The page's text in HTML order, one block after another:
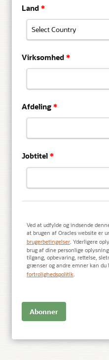
Land *
Virksomhed *
Afdeling *
Jobtitel *
Ved at udfylde og indsende
at brugen af Oracles website er
brugerbetingelser. Yderligere
brug af dine personlige
tilgang, opbevaring, rettelse,
grænser og andre emner kan du
fortrolighedspolitik.